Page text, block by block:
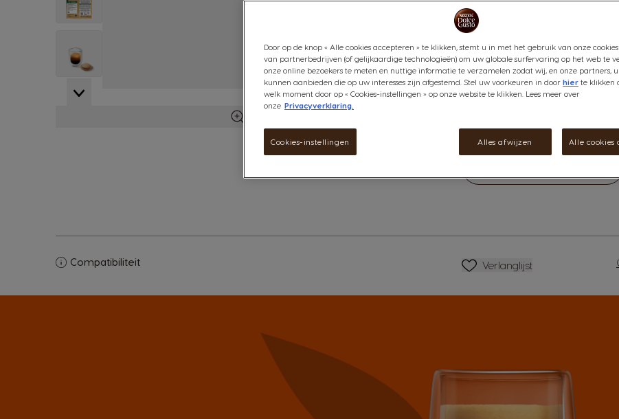
View larger image
Ontdek de fruitige en
grote kop koffie met een
tonen. Deze Lungo Decaf is
complexe maar zachte smaak.
Bekijk ingrediënten
Verlagen
Hoeveelheid
Compatibiliteit Verlanglijstje
Verlanglijst
Door op de knop « Alle cookies accepteren » te klikken, stemt u in met het gebruik van onze
van partnerbedrijven (of gelijkaardige technologieën) om uw globale surfervaring op het web te
onze online bezoekers te meten en nuttige informatie te verzamelen zodat wij, en onze partners,
kunnen aanbieden die op uw interesses zijn afgestemd. Stel uw voorkeuren in door hier te klikken
welk moment door op « Cookies-instellingen » op onze website te klikken. Lees meer over
onze Privacyverklaring.
Alles afwijzen Alle cookies
Cookies-instellingen